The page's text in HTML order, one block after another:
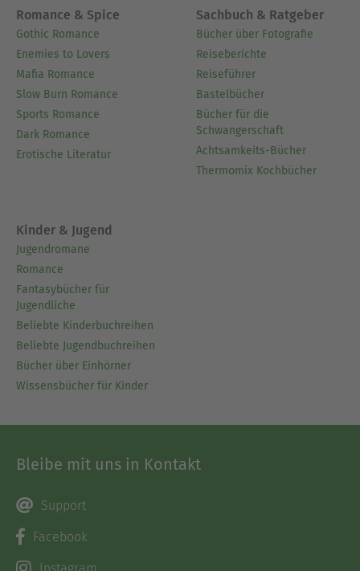
Romance & Spice
Gothic Romance
Enemies to Lovers
Mafia Romance
Slow Burn Romance
Sports Romance
Dark Romance
Erotische Literatur
Sachbuch & Ratgeber
Bücher über Fotografie
Reiseberichte
Reiseführer
Bastelbücher
Bücher für die
Schwangerschaft
Achtsamkeits-Bücher
Thermomix Kochbücher
Kinder & Jugend
Jugendromane
Romance
Fantasybücher für
Jugendliche
Beliebte Kinderbuchreihen
Beliebte Jugendbuchreihen
Bücher über Einhörner
Wissensbücher für Kinder
Bleibe mit uns in Kontakt
Support
Facebook